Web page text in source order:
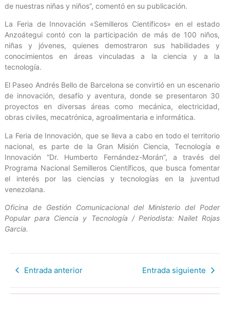
de nuestras niñas y niños”, comentó en su publicación.
La Feria de Innovación «Semilleros Científicos» en el estado
Anzoátegui contó con la participación de más de 100 niños,
niñas y jóvenes, quienes demostraron sus habilidades y
conocimientos en áreas vinculadas a la ciencia y a la
tecnología.
El Paseo Andrés Bello de Barcelona se convirtió en un escenario
de innovación, desafío y aventura, donde se presentaron 30
proyectos en diversas áreas como mecánica, electricidad,
obras civiles, mecatrónica, agroalimentaria e informática.
La Feria de Innovación, que se lleva a cabo en todo el territorio
nacional, es parte de la Gran Misión Ciencia, Tecnología e
Innovación “Dr. Humberto Fernández-Morán”, a través del
Programa Nacional Semilleros Científicos, que busca fomentar
el interés por las ciencias y tecnologías en la juventud
venezolana.
Oficina de Gestión Comunicacional del Ministerio del Poder
Popular para Ciencia y Tecnología / Periodista: Nailet Rojas
Garcia.
Entrada anterior Entrada siguiente